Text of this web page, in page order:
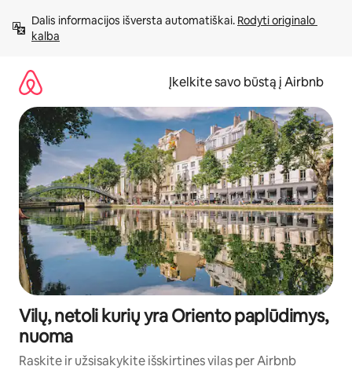
prie
turinio
Dalis informacijos išversta automatiškai. Rodyti originalo
kalba
Įkelkite savo būstą į Airbnb
Vilų, netoli kurių yra Oriento paplūdimys,
nuoma
Raskite ir užsisakykite išskirtines vilas per Airbnb